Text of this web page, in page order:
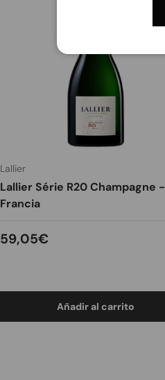
Lallier
Lallier Série R20 Champagne -
Francia
Precio normal
59,05€
Añadir al carrito